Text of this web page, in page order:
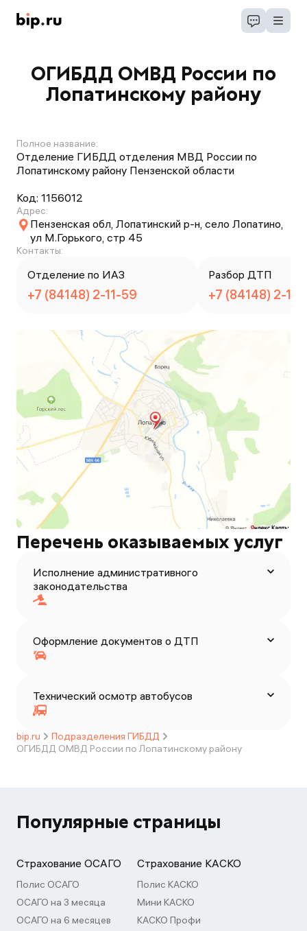
ОГИБДД ОМВД России по
Лопатинскому району
Полное название:
Отделение ГИБДД отделения МВД России по
Лопатинскому району Пензенской области
Код: 1156012
Адрес:
Пензенская обл, Лопатинский р-н, село Лопатино,
ул М.Горького, стр 45
Контакты:
Отделение по ИАЗ
+7 (84148) 2-11-59
Разбор ДТП
+7 (84148) 2-11-
Перечень оказываемых услуг
Исполнение административного
законодательства
Оформление документов о ДТП
Технический осмотр автобусов
bip.ru
Подразделения ГИБДД
ОГИБДД ОМВД России по Лопатинскому району
Популярные страницы
Страхование ОСАГО
Полис ОСАГО
ОСАГО на 3 месяца
ОСАГО на 6 месяцев
Страхование КАСКО
Полис КАСКО
Мини КАСКО
КАСКО Профи